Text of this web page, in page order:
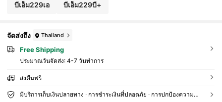
บีเอ็ม229เอ บีเอ็ม229บี+
จัดส่งถึง Thailand
Free Shipping
ประมาณวันจัดส่ง: 4-7 วันทำการ
ส่งคืนฟรี
มีบริการเก็บเงินปลายทาง · การชำระเงินที่ปลอดภัย · การปกป้องความเป็นส่วนตัว